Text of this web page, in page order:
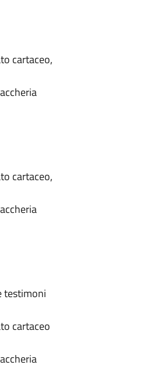
cartaceo,
cartaceo,
testimoni
cartaceo